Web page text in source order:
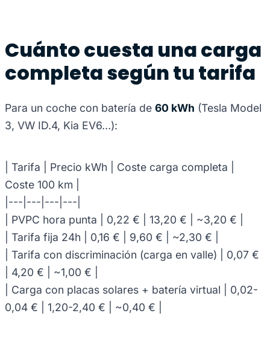
Cuánto cuesta una carga
completa según tu tarifa
Para un coche con batería de 60 kWh (Tesla Model
3, VW ID.4, Kia EV6…):
| Tarifa | Precio kWh | Coste carga completa |
Coste 100 km |
|---|---|---|---|
| PVPC hora punta | 0,22 € | 13,20 € | ~3,20 € |
| Tarifa fija 24h | 0,16 € | 9,60 € | ~2,30 € |
| Tarifa con discriminación (carga en valle) | 0,07 €
| 4,20 € | ~1,00 € |
| Carga con placas solares + batería virtual | 0,02-
0,04 € | 1,20-2,40 € | ~0,40 € |